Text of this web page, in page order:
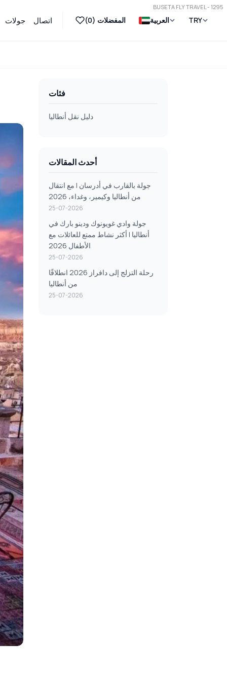
BUSETA FLY TRAVEL - 1295
جولات اتصال المفضلات (0
) العربية TRY
فئات
دليل نقل أنطاليا
أحدث المقالات
جولة بالقارب في أدرسان | مع انتقال
من أنطاليا وكيمير، وغداء، 2026
25-07-2026
جولة وادي غويونوك ودينو بارك في
أنطاليا | أكثر نشاط ممتع للعائلات مع
الأطفال 2026
25-07-2026
رحلة التزلج إلى دافراز 2026 انطلاقًا
من أنطاليا
25-07-2026